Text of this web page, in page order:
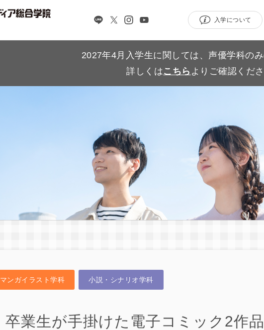
入学について
2027年4月入学生に関しては、声優学科のみ
詳しくはこちら よりご確認くださ
マンガイラスト学科 小説・シナリオ学科
卒業生が手掛けた電子コミック2作